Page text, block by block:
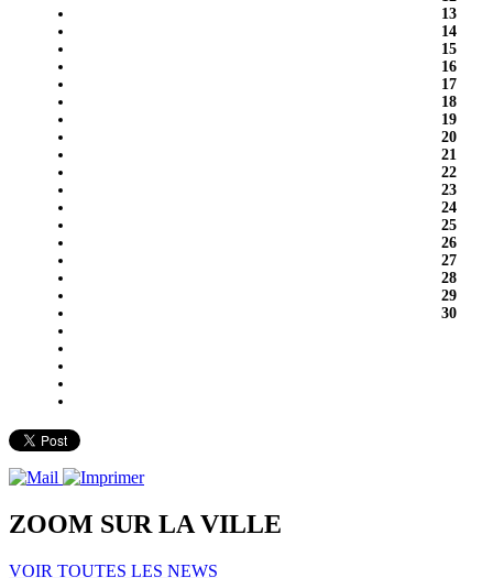
13
14
15
16
17
18
19
20
21
22
23
24
25
26
27
28
29
30
ZOOM SUR LA VILLE
VOIR TOUTES LES NEWS